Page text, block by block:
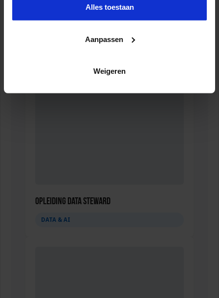
Alles toestaan
Aanpassen
Weigeren
Cursussen
Opleiding Data Steward
DATA & AI